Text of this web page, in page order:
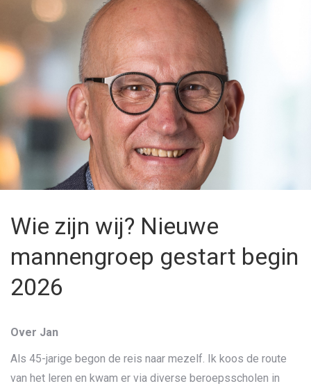
Wie zijn wij? Nieuwe
mannengroep gestart begin
2026
Over Jan
Als 45-jarige begon de reis naar mezelf. Ik koos de route
van het leren en kwam er via diverse beroepsscholen in